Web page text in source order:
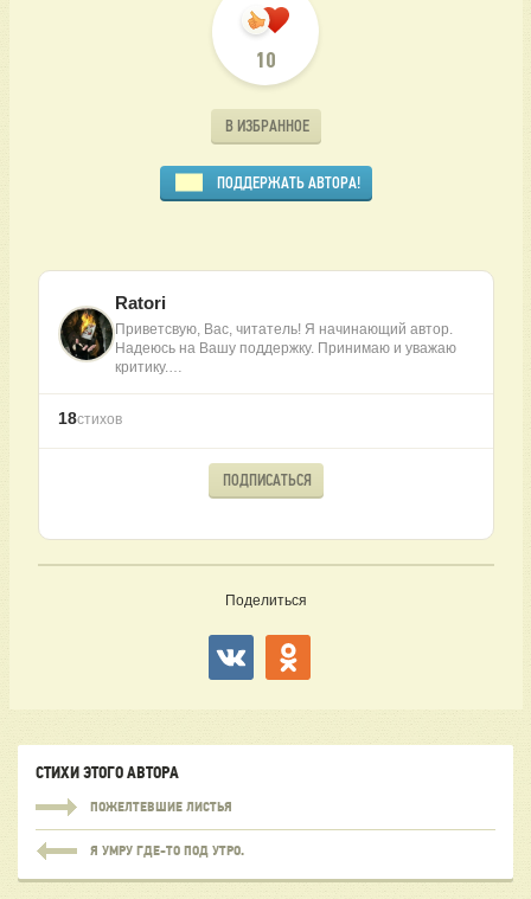
10
В ИЗБРАННОЕ
ПОДДЕРЖАТЬ АВТОРА!
Ratori
Приветсвую, Вас, читатель! Я начинающий автор.
Надеюсь на Вашу поддержку. Принимаю и уважаю
критику.…
18стихов
ПОДПИСАТЬСЯ
Поделиться
СТИХИ ЭТОГО АВТОРА
ПОЖЕЛТЕВШИЕ ЛИСТЬЯ
Я УМРУ ГДЕ-ТО ПОД УТРО.